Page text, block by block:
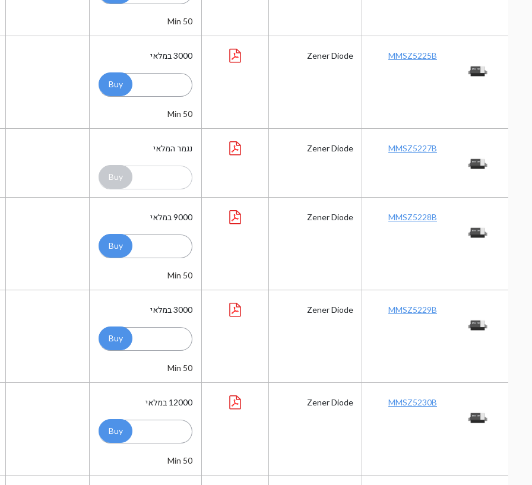
Min 50
MMSZ5225B
Zener Diode
3000 במלאי
Min 50
MMSZ5227B
Zener Diode נגמר המלאי
MMSZ5228B
Zener Diode
9000 במלאי
Min 50
MMSZ5229B
Zener Diode
3000 במלאי
Min 50
MMSZ5230B
Zener Diode
12000 במלאי
Min 50